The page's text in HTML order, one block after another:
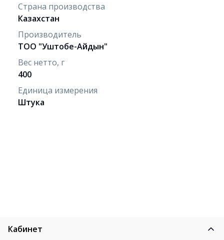
Страна производства
Казахстан
Производитель
ТОО "Уштобе-Айдын"
Вес нетто, г
400
Единица измерения
Штука
Кабинет